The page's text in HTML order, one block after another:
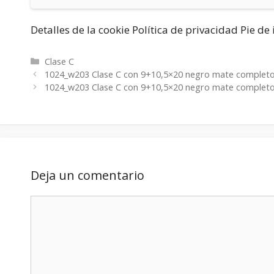
Detalles de la cookie Política de privacidad Pie
Categorías
Clase C
1024_w203 Clase C con 9+10,5×20 negro mate
1024_w203 Clase C con 9+10,5×20 negro mate
Deja un comentario